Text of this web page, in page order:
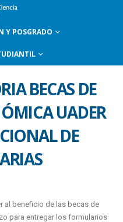
Y POSGRADO
BECAS DE
UADER
DE
al beneficio de las becas de
para entregar los formularios